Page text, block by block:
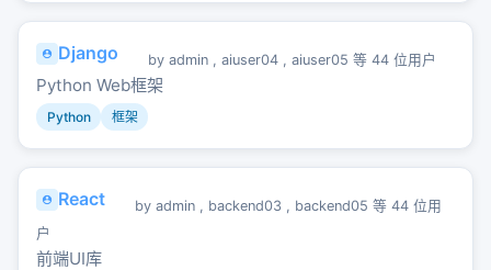
Django by admin , aiuser04 , aiuser05 等 44 位用户
Python Web框架
Python 框架
React by admin , backend03 , backend05 等 44 位用
户
前端UI库